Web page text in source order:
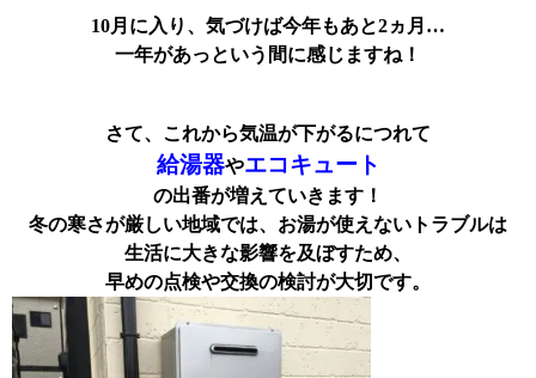
10月に入り、気づけば今年もあと2ヵ月…
一年があっという間に感じますね！
さて、これから気温が下がるにつれて
給湯器やエコキュート
の出番が増えていきます！
冬の寒さが厳しい地域では、 お湯が使えないトラブルは
生活に大きな影響を及ぼすため、
早めの点検や交換の検討が大切です。